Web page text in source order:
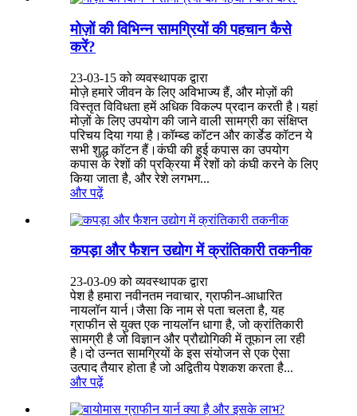
मोज़ों की विभिन्न सामग्रियों की पहचान कैसे
करें?
23-03-15 को व्यवस्थापक द्वारा
मोज़े हमारे जीवन के लिए अविभाज्य हैं, और मोज़ों की
विस्तृत विविधता हमें अधिक विकल्प प्रदान करती है।यहां
मोज़ों के लिए उपयोग की जाने वाली सामग्री का संक्षिप्त
परिचय दिया गया है।कॉम्ब्ड कॉटन और कार्डेड कॉटन ये
सभी शुद्ध कॉटन हैं।कंघी की हुई कपास का उपयोग
कपास के रेशों की प्रक्रिया में रेशों को कंघी करने के लिए
किया जाता है, और रेशे लगभग...
और पढ़ें
कपड़ा और फैशन उद्योग में क्रांतिकारी तकनीक
23-03-09 को व्यवस्थापक द्वारा
पेश है हमारा नवीनतम नवाचार, ग्राफीन-आधारित
नायलॉन यार्न।जैसा कि नाम से पता चलता है, यह
ग्राफीन से युक्त एक नायलॉन धागा है, जो क्रांतिकारी
सामग्री है जो विज्ञान और प्रौद्योगिकी में तूफान ला रही
है।दो उन्नत सामग्रियों के इस संयोजन से एक ऐसा
उत्पाद तैयार होता है जो अद्वितीय पेशकश करता है...
और पढ़ें